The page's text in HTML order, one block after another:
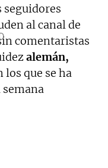
al canal de
comentaristas
alemán,
los que se ha